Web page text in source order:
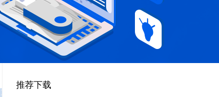
推荐下载